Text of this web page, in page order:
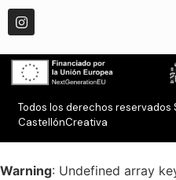
Todos los derechos reservados
CastellónCreativa
Warning: Undefined array